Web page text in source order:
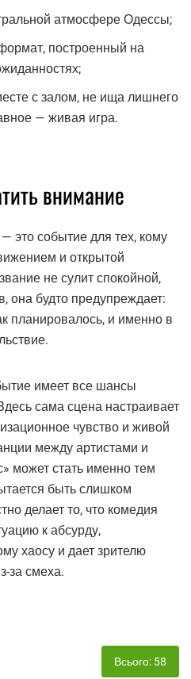
атмосфере Одессы;
построенный на
с залом, не ища лишнего
— живая игра.
внимание
это событие для тех, кому
и открытой
не сулит спокойной,
она будто предупреждает:
планировалось, и именно в
имеет все шансы
сама сцена настраивает
чувство и живой
между артистами и
может стать именно тем
быть слишком
делает то, что комедия
к абсурду,
хаосу и дает зрителю
за смеха.
Всього: 58